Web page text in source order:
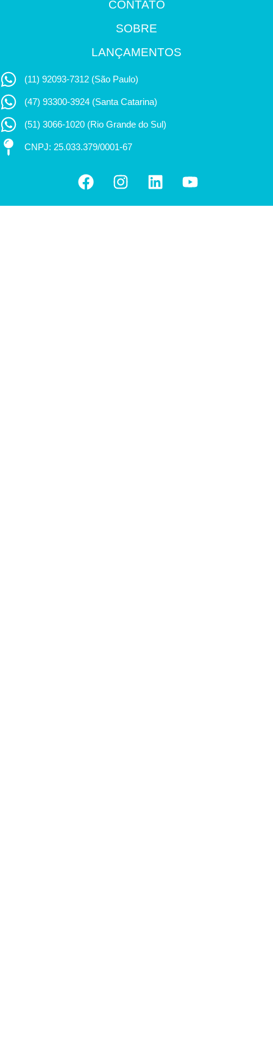
CONTATO
SOBRE
LANÇAMENTOS
(11) 92093-7312 (São Paulo)
(47) 93300-3924 (Santa Catarina)
(51) 3066-1020 (Rio Grande do Sul)
CNPJ: 25.033.379/0001-67